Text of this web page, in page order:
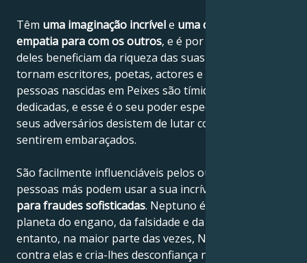
Têm uma imaginação incrívele uma capacidade de
empatia para com os outros, e é por isso que muitos
deles beneficiam da riqueza das suas emoções e se
tornam escritores, poetas, actores e pintores. As
pessoas nascidas em Peixes são tímidas, leais e
dedicadas, e esse é o seu poder especial, porque os
seus adversários desistem de lutar com elas por se
sentirem embaraçados.
São facilmente influenciáveis pelos outros e as
pessoas más podem usar a sua incrível
para fraudes sofisticadas. Neptuno é também o
planeta do engano, da falsidade e da mentira. No
entanto, na maior parte das vezes, Neptuno trabalha
contra elas e cria-lhes desconfiança no mundo.